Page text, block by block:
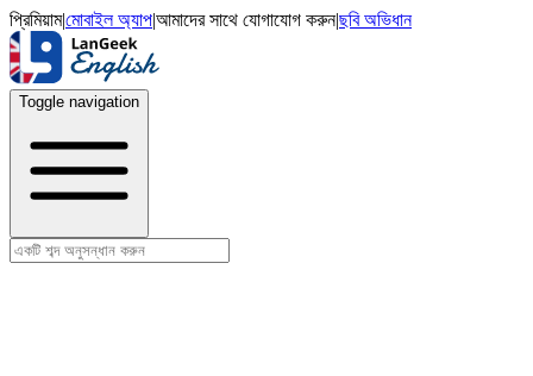
প্রিমিয়াম|মোবাইল অ্যাপ|আমাদের সাথে যোগাযোগ করুন|ছবি অভিধান
Toggle navigation